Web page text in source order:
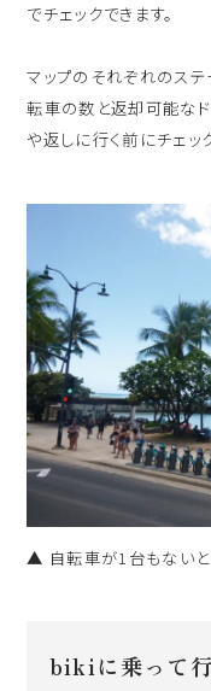
でチェックできます。
マップのそれぞれのステ
転車の数と返却可能な
や返しに行く前にチェッ
▲ 自転車が1台もないと
bikiに乗って